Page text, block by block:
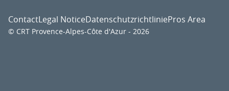
© CRT Provence-Alpes-Côte d'Azur - 2026
ContactLegal NoticeDatenschutzrichtliniePros Area